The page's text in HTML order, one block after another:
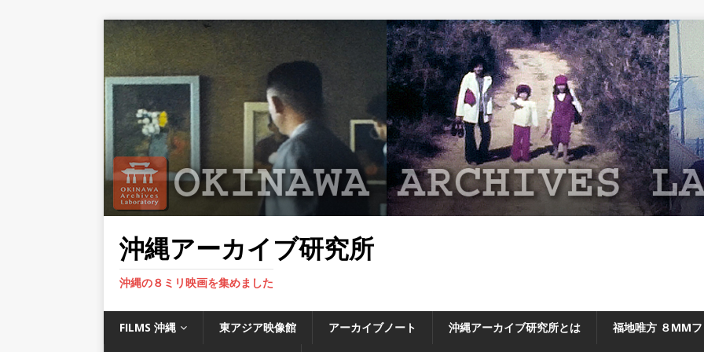
沖縄アーカイブ研究所
沖縄の８ミリ映画を集めました
FILMS 沖縄 東アジア映像館 アーカイブノート 沖縄アーカイブ研究所とは 福地唯方 ８MM